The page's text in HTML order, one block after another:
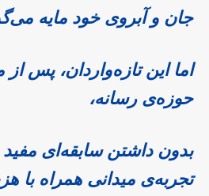
جان و آبروی خود مایه
اما این تازه‌واردان، پس
حوزه‌ی رسانه،
بدون داشتن سابقه‌ای
تجربه‌ی میدانی همراه با